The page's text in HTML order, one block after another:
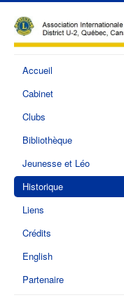
Accueil
Cabinet
Clubs
Bibliothèque
Jeunesse et Léo
Historique
Liens
Crédits
English
Partenaire